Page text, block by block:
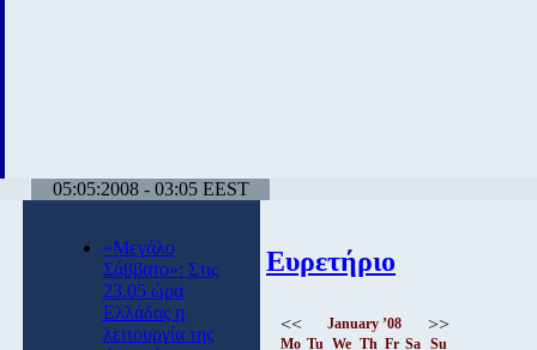
05:05:2008 - 03:05 EEST
«Μεγάλο
Σάββατο»: Στις
23.05 ώρα
Ελλάδας η
λειτουργία της
Ευρετήριο
<< January ’08 >>
Mo Tu We Th Fr Sa Su